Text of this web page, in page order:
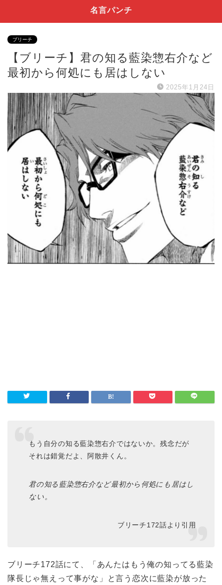
名言パンチ
ブリーチ
【ブリーチ】君の知る藍染惣右介など
最初から何処にも居はしない
2025年1月24日
もう自分の知る藍染惣右介ではないか。残念だが
それは錯覚だよ、阿散井くん。
君の知る藍染惣右介など最初から何処にも居はし
ない。
ブリーチ172話より引用
ブリーチ172話にて、「あんたはもう俺の知ってる藍染
隊長じゃ無えって事がな」と言う恋次に藍染が放った